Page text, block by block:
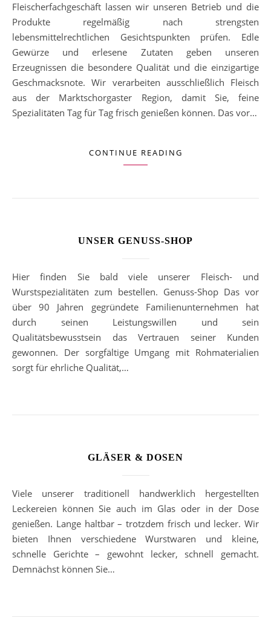
Fleischerfachgeschäft lassen wir unseren Betrieb und die
Produkte regelmäßig nach strengsten
lebensmittelrechtlichen Gesichtspunkten prüfen. Edle
Gewürze und erlesene Zutaten geben unseren
Erzeugnissen die besondere Qualität und die einzigartige
Geschmacksnote. Wir verarbeiten ausschließlich Fleisch
aus der Marktschorgaster Region, damit Sie, feine
Spezialitäten Tag für Tag frisch genießen können. Das vor…
CONTINUE READING
UNSER GENUSS-SHOP
Hier finden Sie bald viele unserer Fleisch- und
Wurstspezialitäten zum bestellen. Genuss-Shop Das vor
über 90 Jahren gegründete Familienunternehmen hat
durch seinen Leistungswillen und sein
Qualitätsbewusstsein das Vertrauen seiner Kunden
gewonnen. Der sorgfältige Umgang mit Rohmaterialien
sorgt für ehrliche Qualität,…
GLÄSER & DOSEN
Viele unserer traditionell handwerklich hergestellten
Leckereien können Sie auch im Glas oder in der Dose
genießen. Lange haltbar – trotzdem frisch und lecker. Wir
bieten Ihnen verschiedene Wurstwaren und kleine,
schnelle Gerichte – gewohnt lecker, schnell gemacht.
Demnächst können Sie…